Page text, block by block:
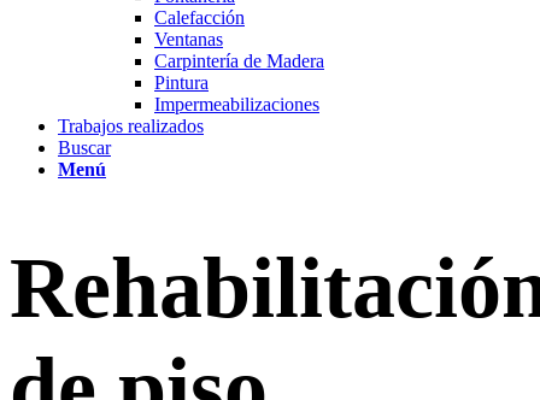
Calefacción
Ventanas
Carpintería de Madera
Pintura
Impermeabilizaciones
Trabajos realizados
Buscar
Menú